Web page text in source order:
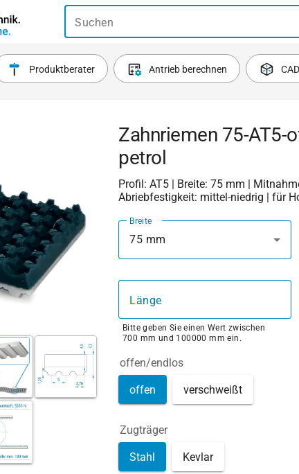
Suchen
Produktberater Antrieb berechnen
Zahnriemen 75-AT5-
petrol
Profil: AT5 | Breite: 75 mm |
Abriebfestigkeit: mittel-niedrig | für
Breite
75 mm
Länge
Bitte geben Sie einen Wert zwischen
700 mm und 100000 mm ein.
offen/endlos
offen verschweißt
Zugträger
Stahl Kevlar